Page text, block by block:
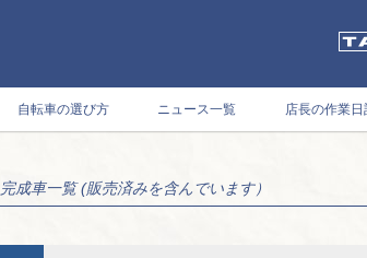
自転車の選び方 ニュース一覧 店長の作業日
完成車一覧 (販売済みを含んでいます）